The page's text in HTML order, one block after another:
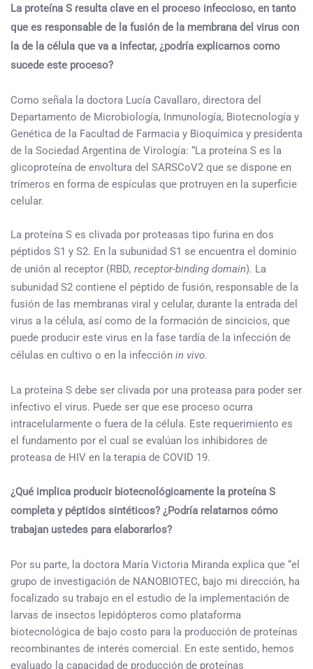
La proteína S resulta clave en el proceso infeccioso, en tanto
que es responsable de la fusión de la membrana del virus con
la de la célula que va a infectar, ¿podría explicarnos como
sucede este proceso?
Como señala la doctora Lucía Cavallaro, directora del
Departamento de Microbiología, Inmunología, Biotecnología y
Genética de la Facultad de Farmacia y Bioquímica y presidenta
de la Sociedad Argentina de Virología: “La proteína S es la
glicoproteína de envoltura del SARSCoV2 que se dispone en
trímeros en forma de espículas que protruyen en la superficie
celular.
La proteína S es clivada por proteasas tipo furina en dos
péptidos S1 y S2. En la subunidad S1 se encuentra el dominio
de unión al receptor (RBD, receptor-binding domain). La
subunidad S2 contiene el péptido de fusión, responsable de la
fusión de las membranas viral y celular, durante la entrada del
virus a la célula, así como de la formación de sincicios, que
puede producir este virus en la fase tardía de la infección de
células en cultivo o en la infección in vivo.
La proteína S debe ser clivada por una proteasa para poder ser
infectivo el virus. Puede ser que ese proceso ocurra
intracelularmente o fuera de la célula. Este requerimiento es
el fundamento por el cual se evalúan los inhibidores de
proteasa de HIV en la terapia de COVID 19.
¿Qué implica producir biotecnológicamente la proteína S
completa y péptidos sintéticos? ¿Podría relatarnos cómo
trabajan ustedes para elaborarlos?
Por su parte, la doctora María Victoria Miranda explica que “el
grupo de investigación de NANOBIOTEC, bajo mi dirección, ha
focalizado su trabajo en el estudio de la implementación de
larvas de insectos lepidópteros como plataforma
biotecnológica de bajo costo para la producción de proteínas
recombinantes de interés comercial. En este sentido, hemos
evaluado la capacidad de producción de proteínas